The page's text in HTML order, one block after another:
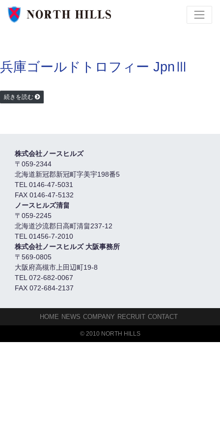
兵庫ゴールドトロフィー JpnⅢ
続きを読む
株式会社ノースヒルズ
〒059-2344
北海道新冠郡新冠町字美宇198番5
TEL 0146-47-5031
FAX 0146-47-5132
ノースヒルズ清畠
〒059-2245
北海道沙流郡日高町清畠237-12
TEL 01456-7-2010
株式会社ノースヒルズ 大阪事務所
〒569-0805
大阪府高槻市上田辺町19-8
TEL 072-682-0067
FAX 072-684-2137
HOME NEWS COMPANY RECRUIT CONTACT
© 2010 NORTH HILLS